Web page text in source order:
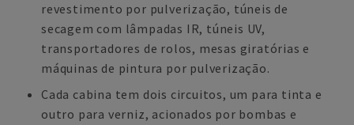
revestimento por pulverização, túneis de
secagem com lâmpadas IR, túneis UV,
transportadores de rolos, mesas giratórias e
máquinas de pintura por pulverização.
Cada cabina tem dois circuitos, um para tinta e
outro para verniz, acionados por bombas e